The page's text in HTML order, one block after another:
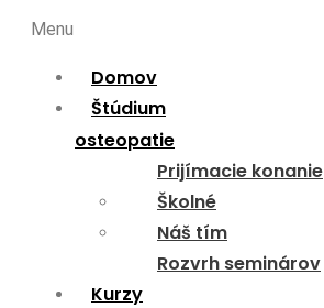
Menu
Domov
Štúdium
osteopatie
Prijímacie konanie
Školné
Náš tím
Rozvrh seminárov
Kurzy